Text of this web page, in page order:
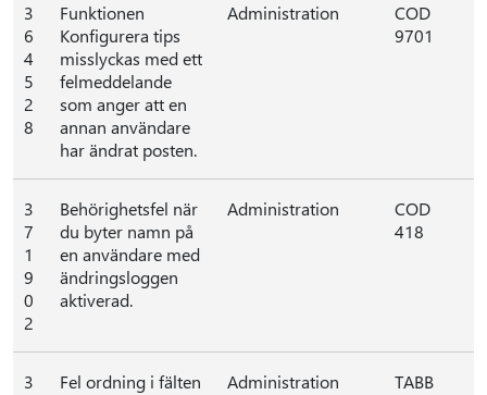
3
6
4
5
2
8
Funktionen
Konfigurera tips
misslyckas med ett
felmeddelande
som anger att en
annan användare
har ändrat posten.
Administration
COD
9701
3
7
1
9
0
2
Behörighetsfel när
du byter namn på
en användare med
ändringsloggen
aktiverad.
Administration
COD
418
3
Fel ordning i fälten
Administration
TABB